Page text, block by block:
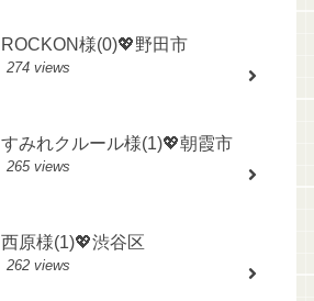
ROCKON様(0)💖野田市
274 views
すみれクルール様(1)💖朝霞市
265 views
西原様(1)💖渋谷区
262 views